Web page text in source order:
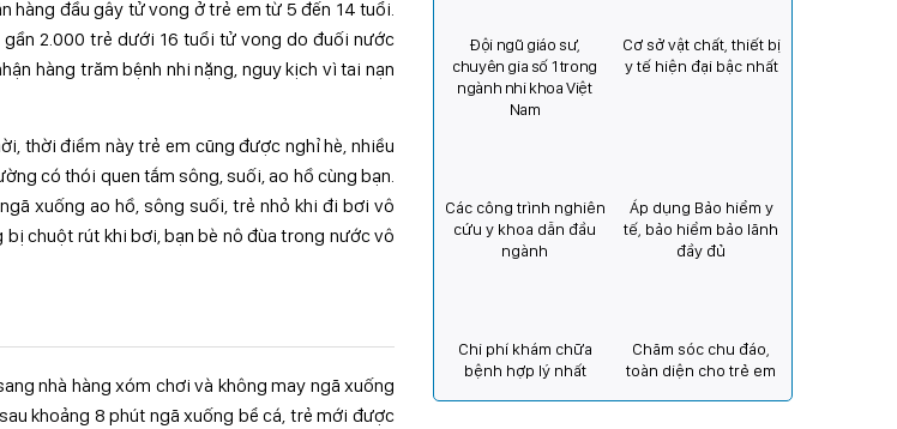
hàng đầu gây tử vong ở trẻ em từ 5 đến 14 tuổi.
gần 2.000 trẻ dưới 16 tuổi tử vong do đuối nước
hàng trăm bệnh nhi nặng, nguy kịch vì tai nạn
thời điểm này trẻ em cũng được nghỉ hè, nhiều
có thói quen tắm sông, suối, ao hồ cùng bạn.
xuống ao hồ, sông suối, trẻ nhỏ khi đi bơi vô
chuột rút khi bơi, bạn bè nô đùa trong nước vô
nhà hàng xóm chơi và không may ngã xuống
khoảng 8 phút ngã xuống bể cá, trẻ mới được
Đội ngũ giáo sư,
chuyên gia số 1 trong
ngành nhi khoa Việt
Nam
Cơ sở vật chất, thiết bị
y tế hiện đại bậc nhất
Các công trình nghiên
cứu y khoa dẫn đầu
ngành
Áp dụng Bảo hiểm y
tế, bảo hiểm bảo lãnh
đầy đủ
Chi phí khám chữa
bệnh hợp lý nhất
Chăm sóc chu đáo,
toàn diện cho trẻ em